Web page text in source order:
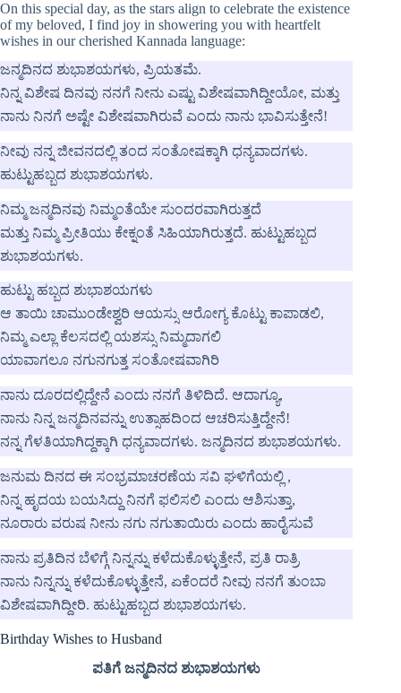
On this special day, as the stars align to celebrate the existence
of my beloved, I find joy in showering you with heartfelt
wishes in our cherished Kannada language:
ಜನ್ಮದಿನದ ಶುಭಾಶಯಗಳು, ಪ್ರಿಯತಮೆ.
ನಿನ್ನ ವಿಶೇಷ ದಿನವು ನನಗೆ ನೀನು ಎಷ್ಟು ವಿಶೇಷವಾಗಿದ್ದೀಯೋ, ಮತ್ತು
ನಾನು ನಿನಗೆ ಅಷ್ಟೇ ವಿಶೇಷವಾಗಿರುವೆ ಎಂದು ನಾನು ಭಾವಿಸುತ್ತೇನೆ!
ನೀವು ನನ್ನ ಜೀವನದಲ್ಲಿ ತಂದ ಸಂತೋಷಕ್ಕಾಗಿ ಧನ್ಯವಾದಗಳು.
ಹುಟ್ಟುಹಬ್ಬದ ಶುಭಾಶಯಗಳು.
ನಿಮ್ಮ ಜನ್ಮದಿನವು ನಿಮ್ಮಂತೆಯೇ ಸುಂದರವಾಗಿರುತ್ತದೆ
ಮತ್ತು ನಿಮ್ಮ ಪ್ರೀತಿಯು ಕೇಕ್ನಂತೆ ಸಿಹಿಯಾಗಿರುತ್ತದೆ. ಹುಟ್ಟುಹಬ್ಬದ
ಶುಭಾಶಯಗಳು.
ಹುಟ್ಟು ಹಬ್ಬದ ಶುಭಾಶಯಗಳು
ಆ ತಾಯಿ ಚಾಮುಂಡೇಶ್ವರಿ ಆಯಸ್ಸು ಆರೋಗ್ಯ ಕೊಟ್ಟು ಕಾಪಾಡಲಿ,
ನಿಮ್ಮ ಎಲ್ಲಾ ಕೆಲಸದಲ್ಲಿ ಯಶಸ್ಸು ನಿಮ್ಮದಾಗಲಿ
ಯಾವಾಗಲೂ ನಗುನಗುತ್ತ ಸಂತೋಷವಾಗಿರಿ
ನಾನು ದೂರದಲ್ಲಿದ್ದೇನೆ ಎಂದು ನನಗೆ ತಿಳಿದಿದೆ. ಆದಾಗ್ಯೂ,
ನಾನು ನಿನ್ನ ಜನ್ಮದಿನವನ್ನು ಉತ್ಸಾಹದಿಂದ ಆಚರಿಸುತ್ತಿದ್ದೇನೆ!
ನನ್ನ ಗೆಳತಿಯಾಗಿದ್ದಕ್ಕಾಗಿ ಧನ್ಯವಾದಗಳು. ಜನ್ಮದಿನದ ಶುಭಾಶಯಗಳು.
ಜನುಮ ದಿನದ ಈ ಸಂಭ್ರಮಾಚರಣೆಯ ಸವಿ ಘಳಿಗೆಯಲ್ಲಿ ,
ನಿನ್ನ ಹೃದಯ ಬಯಸಿದ್ದು ನಿನಗೆ ಫಲಿಸಲಿ ಎಂದು ಆಶಿಸುತ್ತಾ,
ನೂರಾರು ವರುಷ ನೀನು ನಗು ನಗುತಾಯಿರು ಎಂದು ಹಾರೈಸುವೆ
ನಾನು ಪ್ರತಿದಿನ ಬೆಳಿಗ್ಗೆ ನಿನ್ನನ್ನು ಕಳೆದುಕೊಳ್ಳುತ್ತೇನೆ, ಪ್ರತಿ ರಾತ್ರಿ
ನಾನು ನಿನ್ನನ್ನು ಕಳೆದುಕೊಳ್ಳುತ್ತೇನೆ, ಏಕೆಂದರೆ ನೀವು ನನಗೆ ತುಂಬಾ
ವಿಶೇಷವಾಗಿದ್ದೀರಿ. ಹುಟ್ಟುಹಬ್ಬದ ಶುಭಾಶಯಗಳು.
Birthday Wishes to Husband
ಪತಿಗೆ ಜನ್ಮದಿನದ ಶುಭಾಶಯಗಳು